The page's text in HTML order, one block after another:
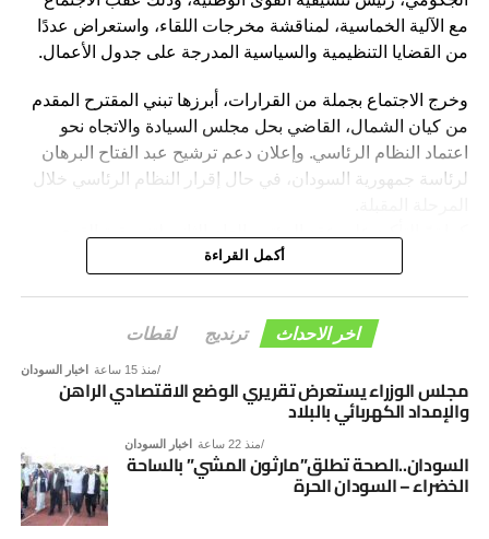
مع الآلية الخماسية، لمناقشة مخرجات اللقاء، واستعراض عددًا
من القضايا التنظيمية والسياسية المدرجة على جدول الأعمال.
وخرج الاجتماع بجملة من القرارات، أبرزها تبني المقترح المقدم
من كيان الشمال، القاضي بحل مجلس السيادة والاتجاه نحو
اعتماد النظام الرئاسي. وإعلان دعم ترشيح عبد الفتاح البرهان
لرئاسة جمهورية السودان، في حال إقرار النظام الرئاسي خلال
الوطنية بمدينة الخرطوم خلال الفترة المقبلة.
وأكد المجلس الرئاسي، أن هذه القرارات تأتي في إطار رؤية
التنسيقية الرامية إلى دعم الاستقرار السياسي، وترسيخ
السوداني، بما يفضي إلى توافق وطني شامل يؤسس لمرحلة
جديدة من الأمن والاستقرار والتنمية.
أكمل القراءة
اخر الاحداث ترنديج لقطات
اخبار السودان منذ 15 ساعة
مجلس الوزراء يستعرض تقريري الوضع الاقتصادي الراهن
والإمداد الكهربائي بالبلاد
اخبار السودان منذ 22 ساعة
السودان..الصحة تطلق”مارثون المشي” بالساحة
الخضراء – السودان الحرة